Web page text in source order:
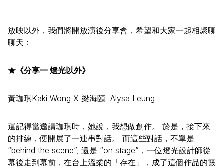
放映以外，我們將開放演後分享會，希望和大家一起相聚聊
聊天：
★《分享一 燈光以外》
黃珈琪Kaki Wong X 梁海頤 Alysa Leung
還記得當邀請珈琪時，她說，我想做創作。 於是，接下來
的排練，便開展了一連串對話。 而這些對話，不單是
“behind the scene”, 還是 “on stage” ，一位燈光設計師從
幕後走到幕前，在台上溫柔的「存在」，成了這個作品的靈